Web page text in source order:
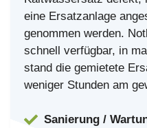
eine Ersatzanlage
genommen werden.
schnell verfügbar, in
stand die gemietete
weniger Stunden am
Sanierung /